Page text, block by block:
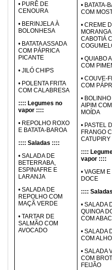
• PURÊ DE
CENOURA
• BERINJELA À
BOLONHESA
• BATATA ASSADA
COM PÁPRICA
PICANTE
• JILÓ CHIPS
• POLENTA FRITA
COM CALABRESA
:::: Legumes no
vapor ::::
• REPOLHO ROXO
E BATATA-BAROA
:::: Saladas ::::
• SALADA DE
BETERRABA,
ESPINAFRE E
LARANJA
• SALADA DE
REPOLHO COM
MAÇÃ VERDE
• TARTAR DE
SALMÃO COM
AVOCADO
• BATATA-
COM
• CREME
MORANGA
CABOTIÁ
• QUIABO
COM
• COUVE-
COM
•
AIPIM
MOÍDA
• PASTEL
FRANGO
CATUPIRY
::::
vapor ::::
• VAGEM E
DOCE
::::
• SALADA
QUINOA
COM
• SALADA
COM
• SALADA
COM
FEIJÃO